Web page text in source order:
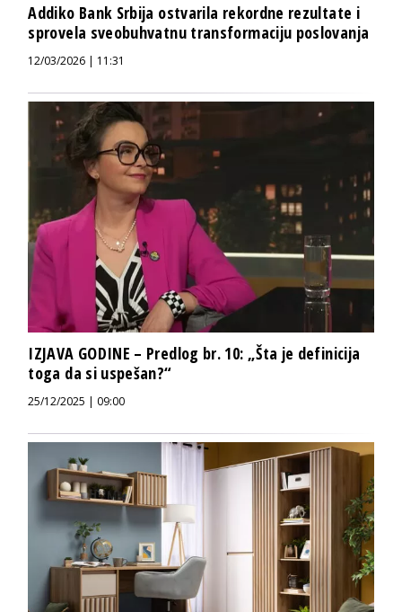
Addiko Bank Srbija ostvarila rekordne rezultate i
sprovela sveobuhvatnu transformaciju poslovanja
12/03/2026 | 11:31
IZJAVA GODINE – Predlog br. 10: „Šta je definicija
toga da si uspešan?“
25/12/2025 | 09:00